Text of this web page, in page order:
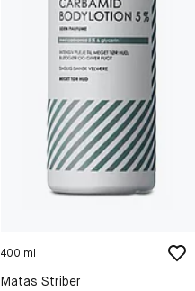
400 ml
Matas Striber